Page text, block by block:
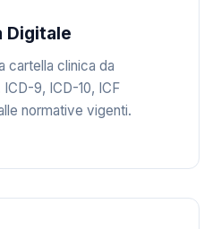
Digitale
cartella clinica da
9, ICD-10, ICF
normative vigenti.